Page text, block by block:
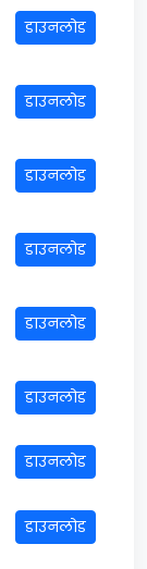
डाउनलोड
डाउनलोड
डाउनलोड
डाउनलोड
डाउनलोड
डाउनलोड
डाउनलोड
डाउनलोड